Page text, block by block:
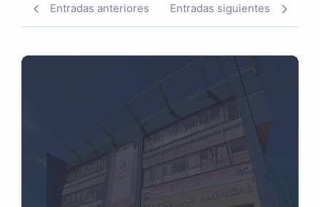
Entradas anteriores Entradas siguientes